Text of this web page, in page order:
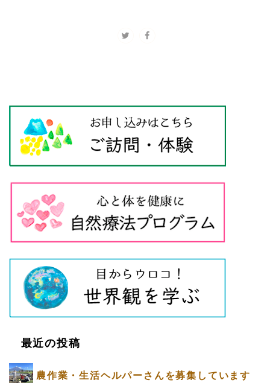
最近の投稿
農作業・生活ヘルパーさんを募集しています